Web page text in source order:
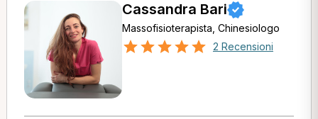
Cassandra Bari
Massofisioterapista, Chinesiologo
2 Recensioni